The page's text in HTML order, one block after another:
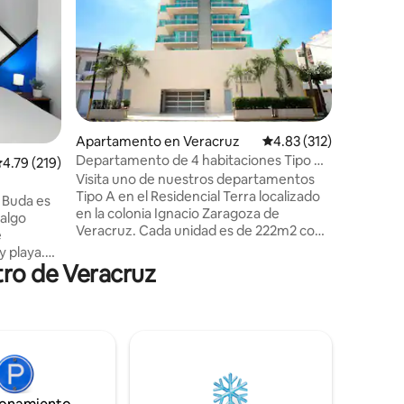
promedio: 4.79 de 5, 219 reseñas
4.79 (219)
es
playa.
que
que
Apartamento en Veracruz Calificación promedio:
4.83 (312)
Departamento de 4 habitaciones Tipo A -
Terra Residencial
Visita uno de nuestros departamentos
Tipo A en el Residencial Terra localizado
en la colonia Ignacio Zaragoza de
Veracruz. Cada unidad es de 222m2 con
amplios. El departamento une
comodidad, acabados de lujo y
lavado con lavadora, secadora y dos
de Veracruz